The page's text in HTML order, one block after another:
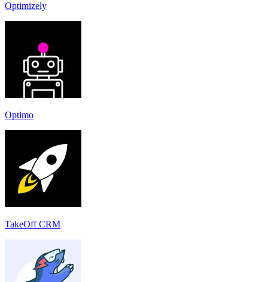
Optimizely
Optimo
TakeOff CRM